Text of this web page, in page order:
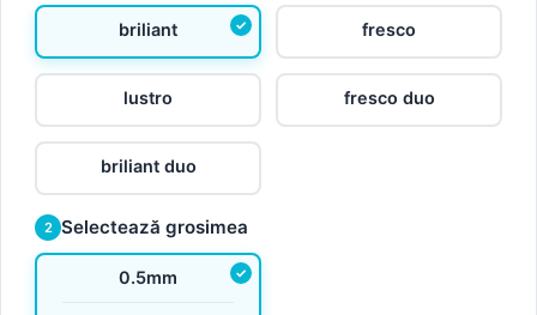
briliant fresco
lustro fresco duo
briliant duo
2 Selectează grosimea
0.5mm